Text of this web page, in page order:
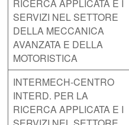
RICERCA APPLICATA E I
SERVIZI NEL SETTORE
DELLA MECCANICA
AVANZATA E DELLA
MOTORISTICA
INTERMECH-CENTRO
INTERD. PER LA
RICERCA APPLICATA E I